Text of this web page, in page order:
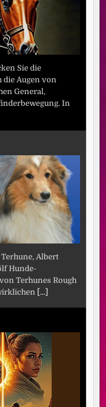
Sie die
die Augen von
General,
In
Albert
Hunde-
Terhunes Rough
[...]